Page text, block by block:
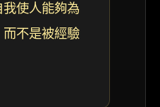
使人能夠為
不是被經驗